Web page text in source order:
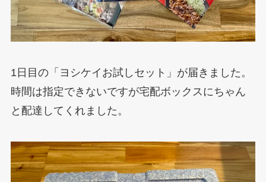
1日目の「ヨシケイお試しセット」が届きました。
時間は指定できないですが宅配ボックスにちゃん
と配達してくれました。